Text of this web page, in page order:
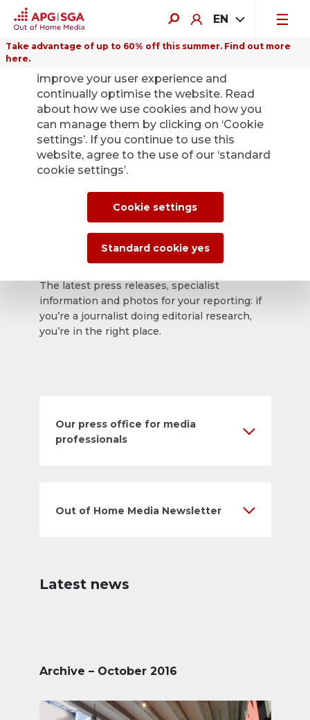
EN
Take advantage of up to 60% off this summer. Find out more
here.
Back
APG|SGA press
office for news and
press releases.
The latest press releases, specialist
information and photos for your reporting: if
you’re a journalist doing editorial research,
you’re in the right place.
Our press office for media
professionals
Out of Home Media Newsletter
Latest news
Archive – October 2016
improve your user experience and
continually optimise the website. Read
about how we use cookies and how you
can manage them by clicking on ‘Cookie
settings’. If you continue to use this
website, agree to the use of our ‘standard
cookie settings’.
Cookie settings
Standard cookie yes